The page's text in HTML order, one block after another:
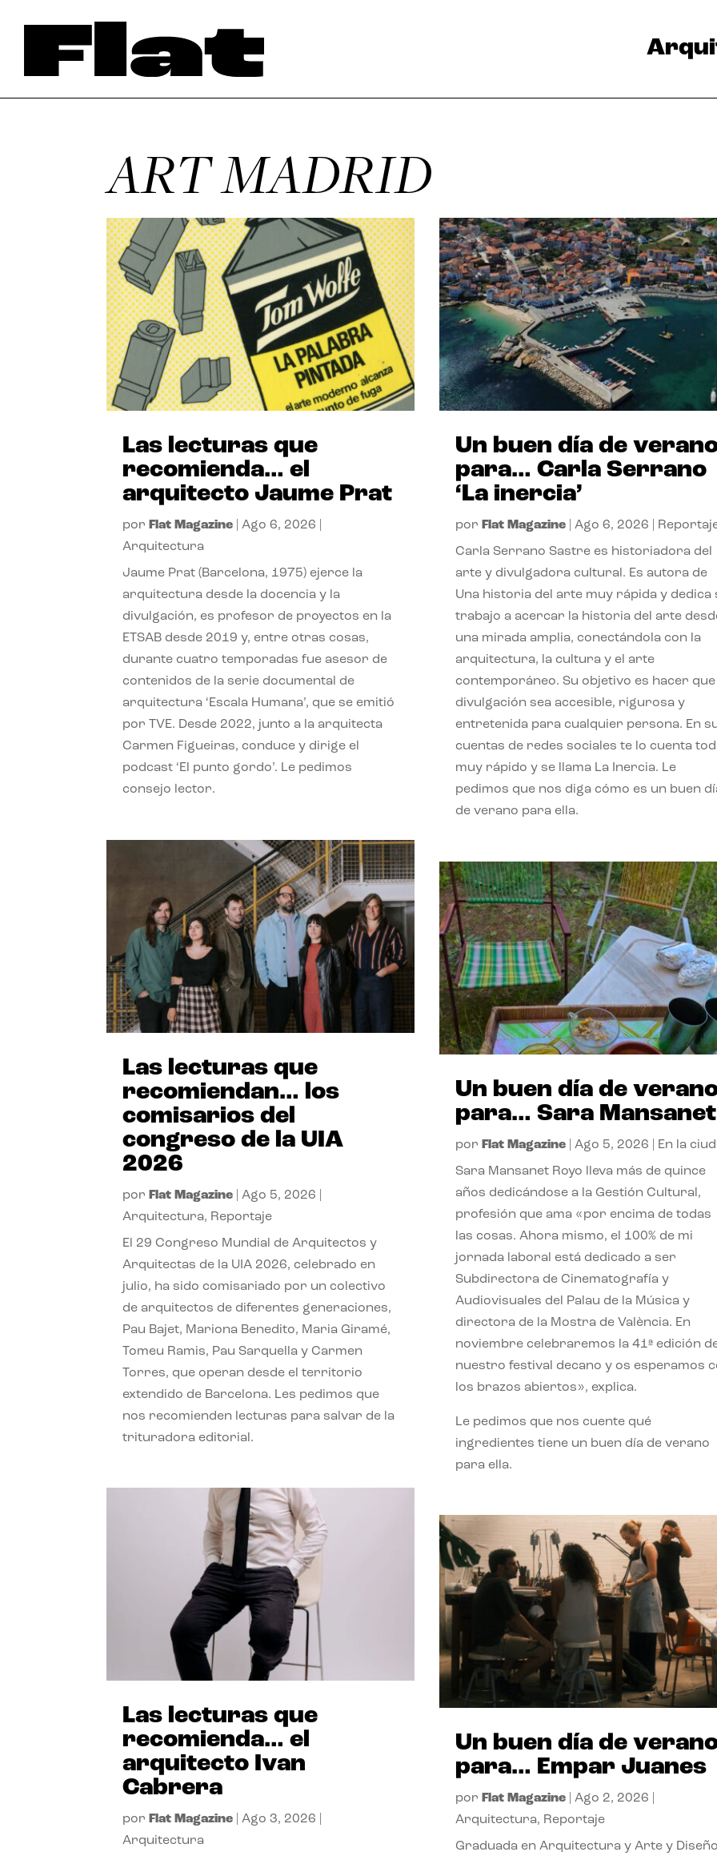
ART MADRID
Las lecturas que
recomienda… el
arquitecto Jaume Prat
por Flat Magazine |Ago 6, 2026
Arquitectura
Jaume Prat (Barcelona, 1975) ejerce la
arquitectura desde la docencia y la
divulgación, es profesor de proyectos en la
ETSAB desde 2019 y, entre otras cosas,
durante cuatro temporadas fue asesor de
contenidos de la serie documental de
arquitectura ‘Escala Humana’, que se emitió
por TVE. Desde 2022, junto a la arquitecta
Carmen Figueiras, conduce y dirige el
podcast ‘El punto gordo’. Le pedimos
consejo lector.
Las lecturas que
recomiendan… los
comisarios del
congreso de la UIA
2026
por Flat Magazine |Ago 5, 2026
Arquitectura, Reportaje
El 29 Congreso Mundial de Arquitectos y
Arquitectas de la UIA 2026, celebrado en
julio, ha sido comisariado por un colectivo
de arquitectos de diferentes generaciones,
Pau Bajet, Mariona Benedito, Maria Giramé,
Tomeu Ramis, Pau Sarquella y Carmen
Torres, que operan desde el territorio
extendido de Barcelona. Les pedimos que
nos recomienden lecturas para salvar de la
trituradora editorial.
Las lecturas que
recomienda… el
arquitecto Ivan
Cabrera
por Flat Magazine |Ago 3, 2026
Arquitectura
Un buen día de
para… Carla Serrano
‘La inercia’
por Flat Magazine| Ago 6, 2026
Carla Serrano Sastre es historiadora del
arte y divulgadora cultural. Es autora de
Una historia del arte muy rápida y dedica
trabajo a acercar la historia del arte
una mirada amplia, conectándola con la
arquitectura, la cultura y el arte
contemporáneo. Su objetivo es hacer que
divulgación sea accesible, rigurosa y
entretenida para cualquier persona. En
cuentas de redes sociales te lo cuenta
muy rápido y se llama La Inercia. Le
pedimos que nos diga cómo es un buen
de verano para ella.
Un buen día de
para… Sara Mansanet
por Flat Magazine| Ago 5, 2026 En la
Sara Mansanet Royo lleva más de quince
años dedicándose a la Gestión Cultural,
profesión que ama «por encima de todas
las cosas. Ahora mismo, el 100% de mi
jornada laboral está dedicado a ser
Subdirectora de Cinematografía y
Audiovisuales del Palau de la Música y
directora de la Mostra de València. En
noviembre celebraremos la 41ª edición
nuestro festival decano y os esperamos
los brazos abiertos», explica.
Le pedimos que nos cuente qué
ingredientes tiene un buen día de verano
para ella.
Un buen día de
para… Empar Juanes
por Flat Magazine| Ago 2, 2026
Arquitectura, Reportaje
Graduada en Arquitectura y Arte y